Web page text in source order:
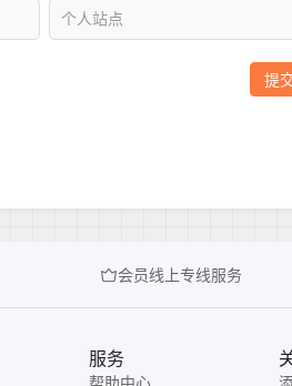
会员线上专线服务
服务